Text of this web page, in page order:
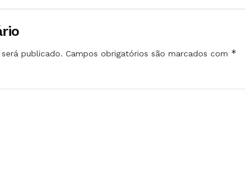
publicado. Campos obrigatórios são marcados com *